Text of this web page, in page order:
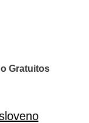
Gratuitos